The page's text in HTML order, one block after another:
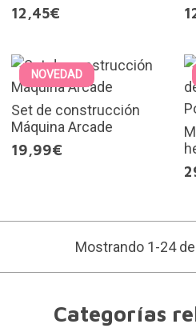
12,45€
NOVEDAD
Set de construcción
Máquina Arcade
19,99€
Mostrando 1-24
Categorías